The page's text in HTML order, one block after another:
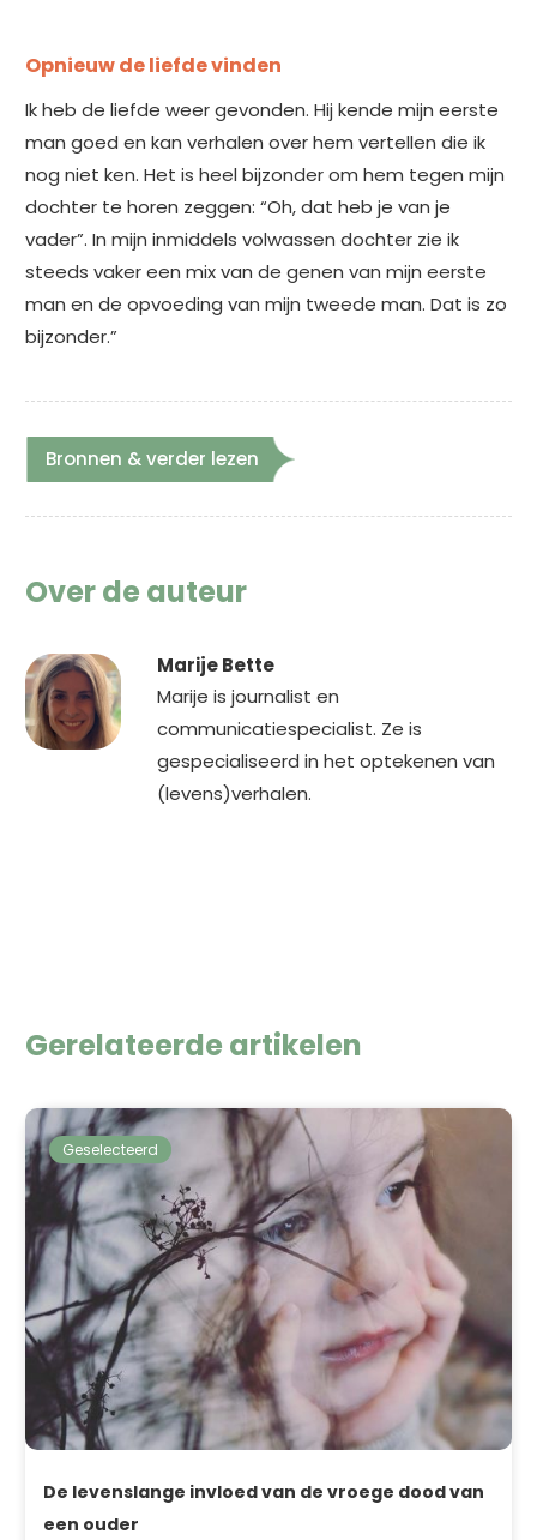
Opnieuw de liefde vinden
Ik heb de liefde weer gevonden. Hij kende mijn eerste
man goed en kan verhalen over hem vertellen die ik
nog niet ken. Het is heel bijzonder om hem tegen mijn
dochter te horen zeggen: “Oh, dat heb je van je
vader”. In mijn inmiddels volwassen dochter zie ik
steeds vaker een mix van de genen van mijn eerste
man en de opvoeding van mijn tweede man. Dat is zo
bijzonder.”
Bronnen & verder lezen
Over de auteur
Marije Bette
Marije is journalist en
communicatiespecialist. Ze is
gespecialiseerd in het optekenen van
(levens)verhalen.
Gerelateerde artikelen
Geselecteerd
De levenslange invloed van de vroege dood van
een ouder